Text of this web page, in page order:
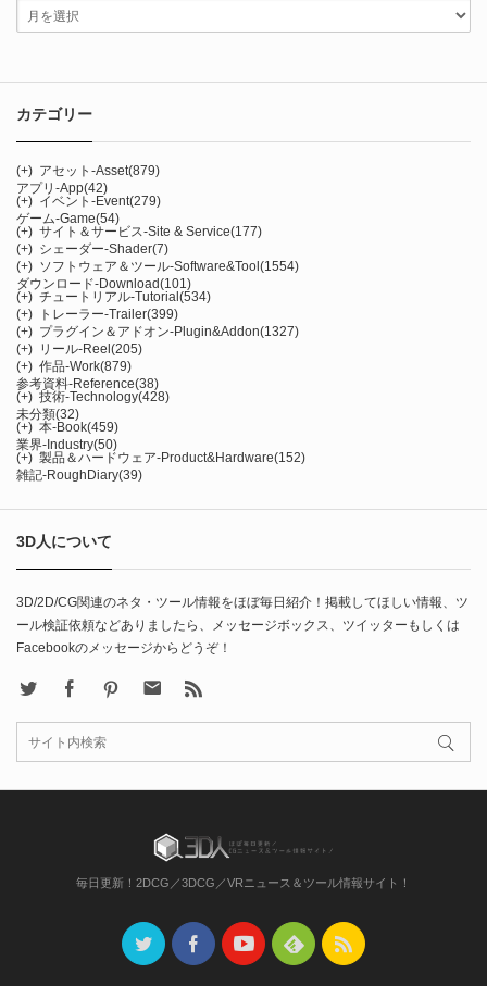
カテゴリー
(+) アセット-Asset(879)
アプリ-App(42)
(+) イベント-Event(279)
ゲーム-Game(54)
(+) サイト＆サービス-Site & Service(177)
(+) シェーダー-Shader(7)
(+) ソフトウェア＆ツール-Software&Tool (1554)
ダウンロード-Download(101)
(+) チュートリアル-Tutorial (534)
(+)
トレーラー-Trailer(399)
(+) プラグイン＆アドオン-Plugin&Addon(1327)
(+) リール-Reel (205)
(+) 作品-Work(879)
参考資料-Reference(38)
(+) 技術-Technology(428)
未分類(32)
(+) 本-Book(459)
業界-Industry(50)
(+) 製品＆ハードウェア-Product&Hardware(152)
雑記-RoughDiary(39)
3D人について
3D/2D/CG関連のネタ・ツール情報をほぼ毎日紹介！掲載してほしい情報、ツ
ール検証依頼などありましたら、メッセージボックス、ツイッターもしくは
Facebookのメッセージからどうぞ！
FacebookPinterest Contact
毎日更新！2DCG／3DCG／VRニュース＆ツール情報サイト！